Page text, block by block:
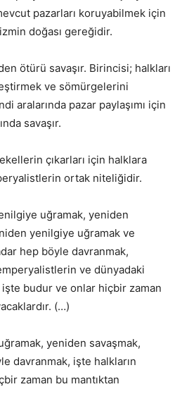
pazarları koruyabilmek için
doğası gereğidir.
ötürü savaşır. Birincisi; halkları
ve sömürgelerini
aralarında pazar paylaşımı için
savaşır.
çıkarları için halklara
ortak niteliğidir.
uğramak, yeniden
yenilgiye uğramak ve
hep böyle davranmak,
ve dünyadaki
budur ve onlar hiçbir zaman
(…)
yeniden savaşmak,
davranmak, işte halkların
zaman bu mantıktan